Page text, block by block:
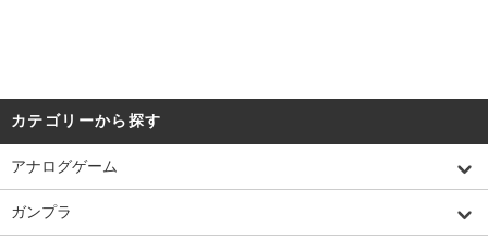
カテゴリーから探す
アナログゲーム
ガンプラ